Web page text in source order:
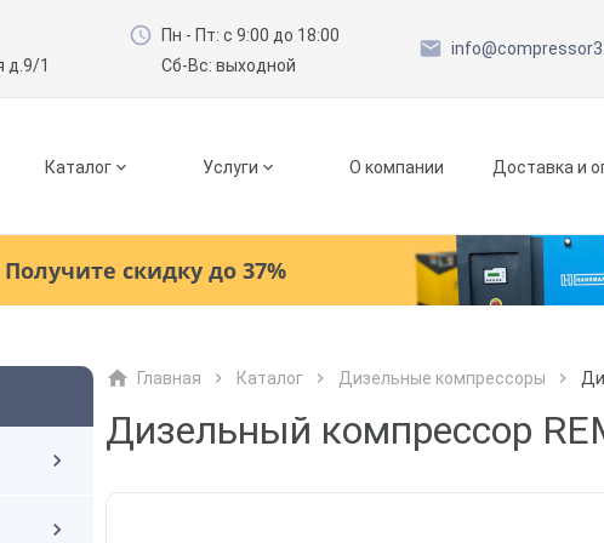
д.9/1
Пн - Пт: с 9:00 до 18:00
Сб-Вс: выходной
Каталог
Рефрижераторные осушители
Услуги О компании Доставка и
Получите скидку до 37%
Главная Каталог Дизельные компрессоры
Дизельный компрессор
Как к Вам обращаться?